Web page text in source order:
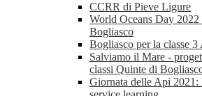
CCRR di Pieve Ligure
World Oceans Day
Bogliasco
Bogliasco per la classe 3
Salviamo il Mare -
classi Quinte di
Giornata delle Api